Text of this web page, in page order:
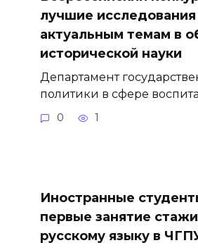
лучшие исследования
актуальным темам в
исторической науки
Департамент
политики в сфере
0 1
Иностранные
первые занятие
русскому языку в